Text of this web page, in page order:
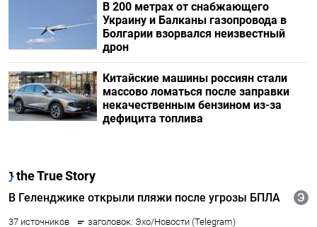
В 200 метрах от снабжающего
Украину и Балканы газопровода в
Болгарии взорвался неизвестный
дрон
Китайские машины россиян стали
массово ломаться после заправки
некачественным бензином из-за
дефицита топлива